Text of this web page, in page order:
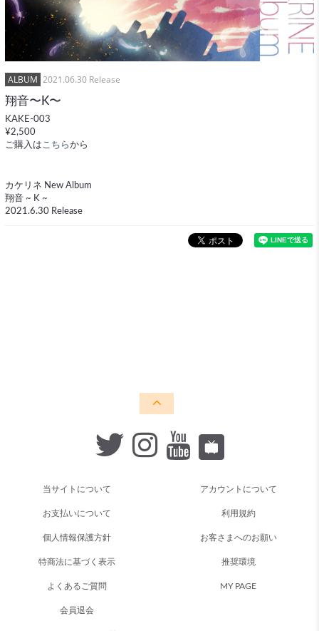
ALBUM 2021.06.30 Release
翔音〜K〜
KAKE-003
¥2,500
ご購入はこちらから
カケリネ New Album
翔音 ~ K ~
2021.6.30 Release
当サイトについて アカウントについて
お支払いについて 利用規約
個人情報保護方針 お客さまへのお願い
特商法に基づく表示 推奨環境
よくあるご質問 MY PAGE
会員退会